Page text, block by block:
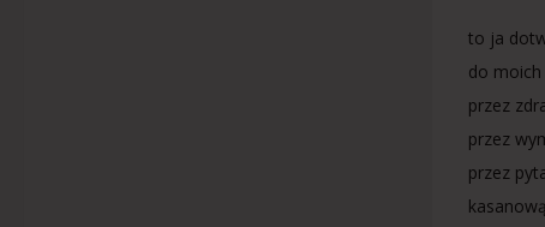
to ja
do
przez
przez
przez